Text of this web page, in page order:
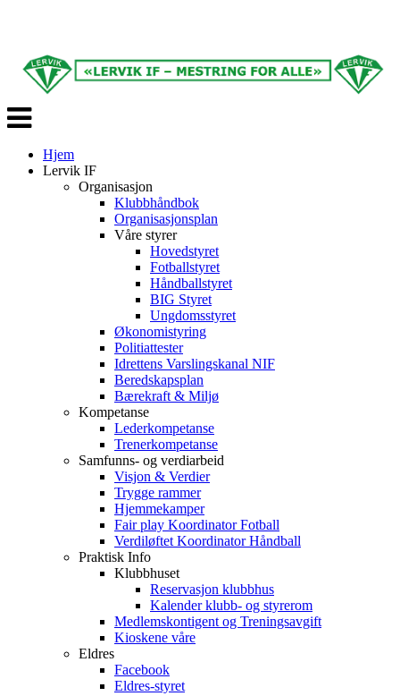
Veksle
navigasjon
Hjem
Lervik IF
Organisasjon
Klubbhåndbok
Organisasjonsplan
Våre styrer
Hovedstyret
Fotballstyret
Håndballstyret
BIG Styret
Ungdomsstyret
Økonomistyring
Politiattester
Idrettens Varslingskanal NIF
Beredskapsplan
Bærekraft & Miljø
Kompetanse
Lederkompetanse
Trenerkompetanse
Samfunns- og verdiarbeid
Visjon & Verdier
Trygge rammer
Hjemmekamper
Fair play Koordinator Fotball
Verdiløftet Koordinator Håndball
Praktisk Info
Klubbhuset
Reservasjon klubbhus
Kalender klubb- og styrerom
Medlemskontigent og Treningsavgift
Kioskene våre
Eldres
Facebook
Eldres-styret